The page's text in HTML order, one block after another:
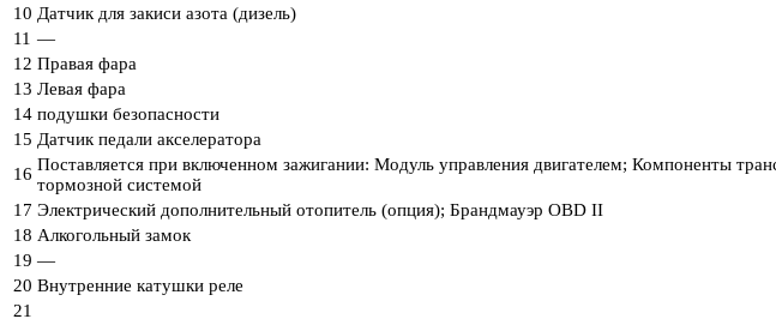
10 Датчик для закиси азота (дизель)
11 —
12 Правая фара
13 Левая фара
14 подушки безопасности
15 Датчик педали акселератора
16 Поставляется при включенном зажигании: Модуль управления двигателем; Компоненты
тормозной системой
17 Электрический дополнительный отопитель (опция); Брандмауэр OBD II
18 Алкогольный замок
19 —
20 Внутренние катушки реле
21